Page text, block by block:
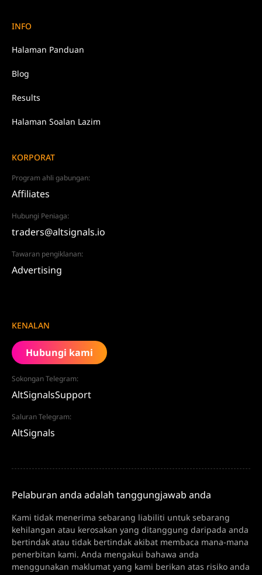
INFO
Halaman Panduan
Blog
Results
Halaman Soalan Lazim
KORPORAT
Program ahli gabungan:
Affiliates
Hubungi Peniaga:
traders@altsignals.io
Tawaran pengiklanan:
Advertising
KENALAN
Hubungi kami
Sokongan Telegram:
AltSignalsSupport
Saluran Telegram:
AltSignals
Pelaburan anda adalah tanggungjawab anda
Kami tidak menerima sebarang liabiliti untuk sebarang
kehilangan atau kerosakan yang ditanggung daripada anda
bertindak atau tidak bertindak akibat membaca mana-mana
penerbitan kami. Anda mengakui bahawa anda
menggunakan maklumat yang kami berikan atas risiko anda